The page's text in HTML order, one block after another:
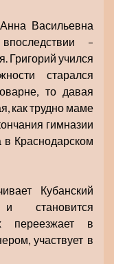
Васильевна
–
Григорий учился
старался
то давая
как трудно маме
гимназии
Краснодарском
Кубанский
и становится
переезжает в
участвует в